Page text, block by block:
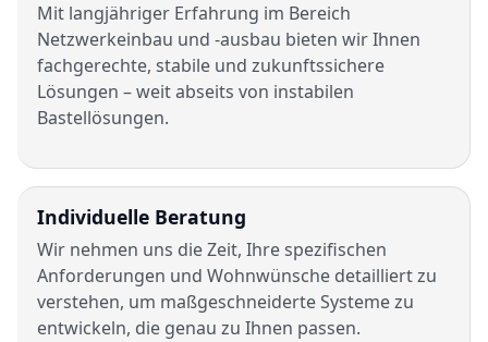
Mit langjähriger Erfahrung im Bereich
Netzwerkeinbau und -ausbau bieten wir Ihnen
fachgerechte, stabile und zukunftssichere
Lösungen – weit abseits von instabilen
Bastellösungen.
Individuelle Beratung
Wir nehmen uns die Zeit, Ihre spezifischen
Anforderungen und Wohnwünsche detailliert zu
verstehen, um maßgeschneiderte Systeme zu
entwickeln, die genau zu Ihnen passen.